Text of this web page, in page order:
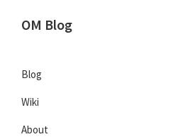
OM Blog
Hacks!
Blog
Wiki
About